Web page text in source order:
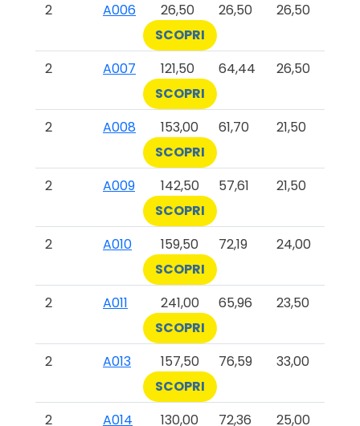
2
A006 26,50 26,50
26,50
SCOPRI
2
A007 121,50 64,44
26,50
SCOPRI
2
A008 153,00 61,70
21,50
SCOPRI
2
A009 142,50 57,61
21,50
SCOPRI
2
A010 159,50 72,19
24,00
SCOPRI
2
A011 241,00 65,96
23,50
SCOPRI
2
A013 157,50 76,59
33,00
SCOPRI
2
A014 130,00 72,36 25,00